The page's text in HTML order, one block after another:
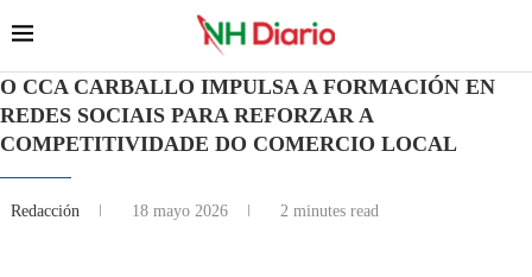
O CCA CARBALLO IMPULSA A FORMACIÓN EN
REDES SOCIAIS PARA REFORZAR A
COMPETITIVIDADE DO COMERCIO LOCAL
Redacción 18 mayo 2026 2 minutes read